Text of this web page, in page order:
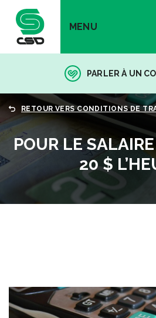
MENU
PARLER À UN
RETOUR VERS CONDITIONS DE
POUR LE
20 $